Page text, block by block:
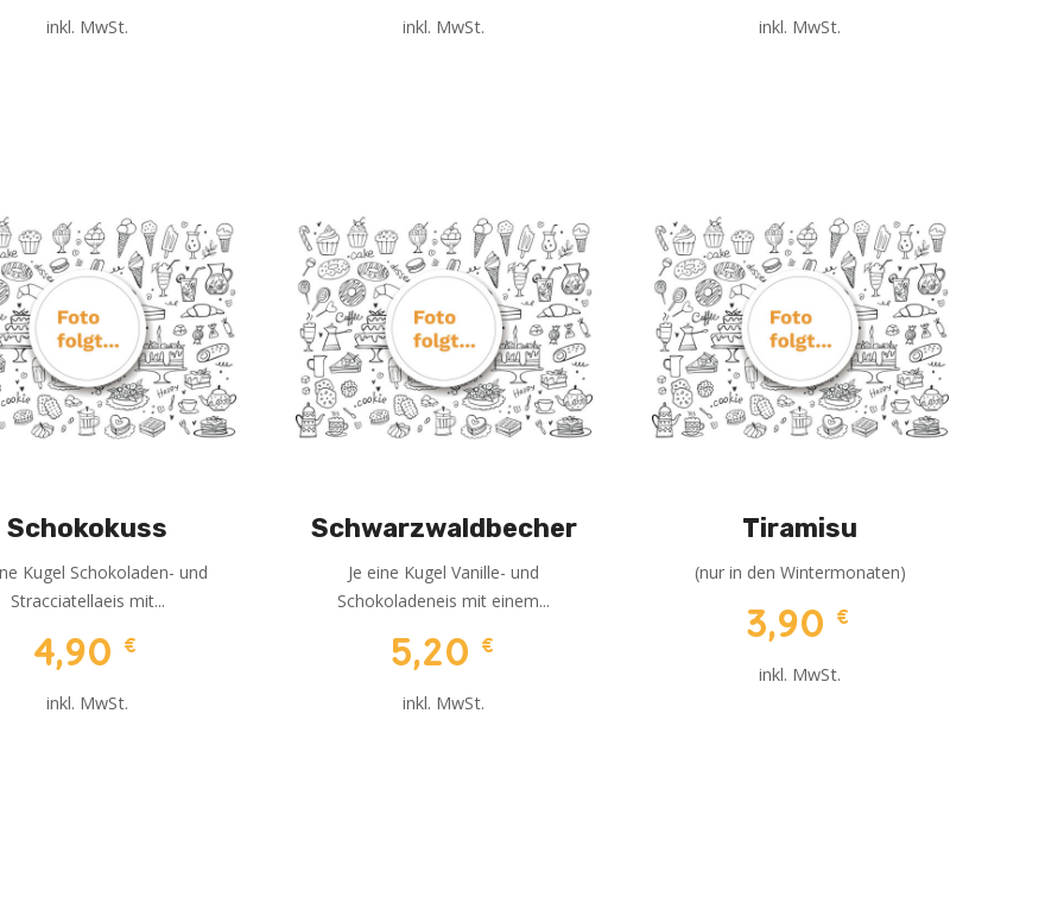
inkl. MwSt. inkl. MwSt. inkl. MwSt.
Schokokuss
Kugel Schokoladen- und
Stracciatellaeis mit...
4,90 €
inkl. MwSt.
Schwarzwaldbecher
Je eine Kugel Vanille- und
Schokoladeneis mit einem...
5,20 €
inkl. MwSt.
Tiramisu
(nur in den Wintermonaten)
3,90 €
inkl. MwSt.